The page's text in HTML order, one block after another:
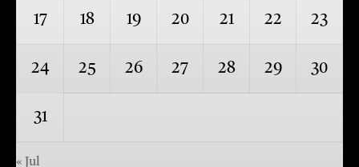
17 18 19 20 21 22 23
24 25 26 27 28 29 30
31
« Jul